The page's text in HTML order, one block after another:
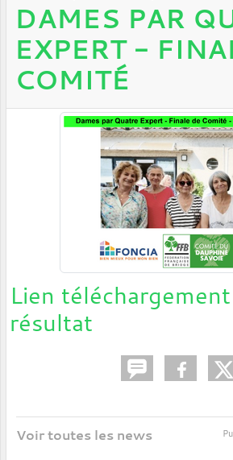
DAMES PAR
EXPERT -
COMITÉ
Lien
résultat
Voir toutes les news